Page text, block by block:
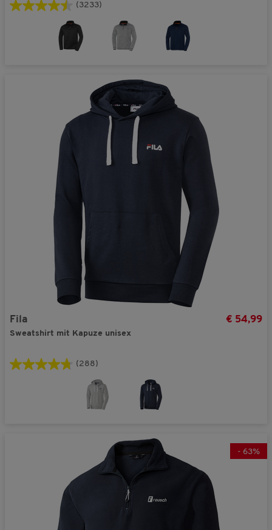
(3233)
Fila
Sweatshirt mit Kapuze unisex
€ 54,99
(288)
- 63%